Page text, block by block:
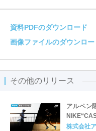
資料PDFのダウンロード
画像ファイルのダウンロー
その他のリリース
アルペン
ポーツデ
株式会社